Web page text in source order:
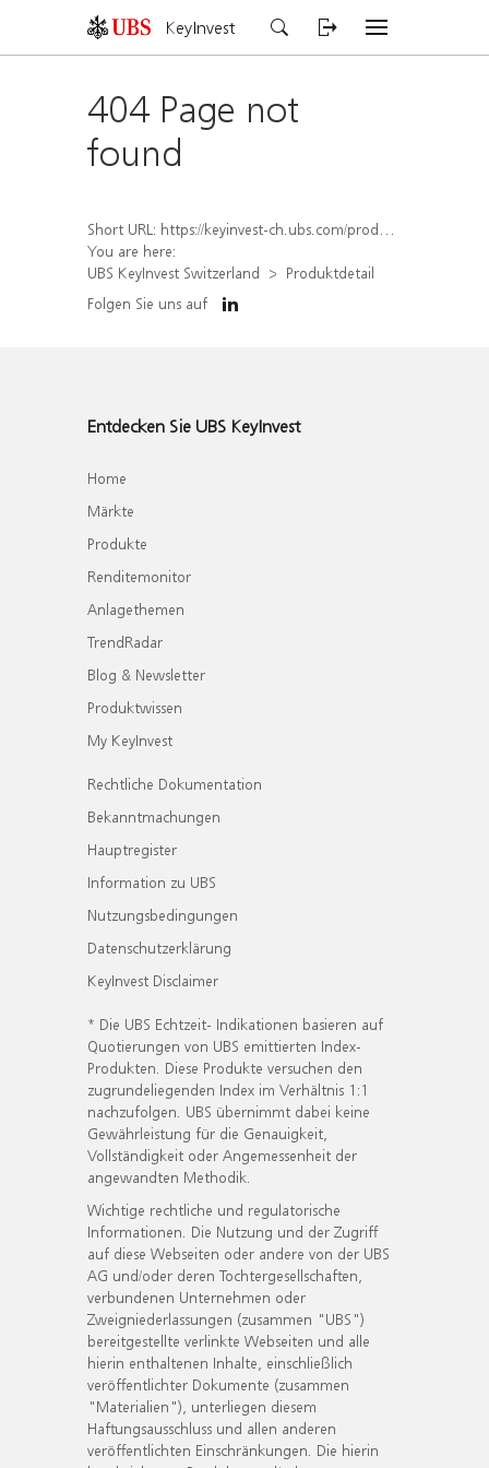
KeyInvest
404 Page not
found
Short URL: https://keyinvest-ch.ubs.com/produkt/detail/index/isin/CH1570524582
You are here:
UBS KeyInvest Switzerland
Produktdetail
Folgen Sie uns auf
Entdecken Sie UBS KeyInvest
Home
Märkte
Produkte
Renditemonitor
Anlagethemen
TrendRadar
Blog & Newsletter
Produktwissen
My KeyInvest
Rechtliche Dokumentation
Bekanntmachungen
Hauptregister
Information zu UBS
Nutzungsbedingungen
Datenschutzerklärung
KeyInvest Disclaimer
* Die UBS Echtzeit- Indikationen basieren auf
Quotierungen von UBS emittierten Index-
Produkten. Diese Produkte versuchen den
zugrundeliegenden Index im Verhältnis 1:1
nachzufolgen. UBS übernimmt dabei keine
Gewährleistung für die Genauigkeit,
Vollständigkeit oder Angemessenheit der
angewandten Methodik.
Wichtige rechtliche und regulatorische
Informationen. Die Nutzung und der Zugriff
auf diese Webseiten oder andere von der UBS
AG und/oder deren Tochtergesellschaften,
verbundenen Unternehmen oder
Zweigniederlassungen (zusammen "UBS")
bereitgestellte verlinkte Webseiten und alle
hierin enthaltenen Inhalte, einschließlich
veröffentlichter Dokumente (zusammen
"Materialien"), unterliegen diesem
Haftungsausschluss und allen anderen
veröffentlichten Einschränkungen. Die hierin